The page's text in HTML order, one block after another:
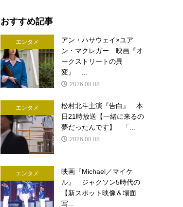
おすすめ記事
エンタメ
アン・ハサウェイ×ユア
ン・マクレガー 映画『オ
ークストリートの異
変』 ...
2026.08.08
エンタメ
松村北斗主演『告白』 本
日21時放送【一緒に来るの
夢だったんです】 「...
2026.08.08
エンタメ
映画『Michael／マイケ
ル』 ジャクソン5時代の
【新スポット映像＆場面
写...